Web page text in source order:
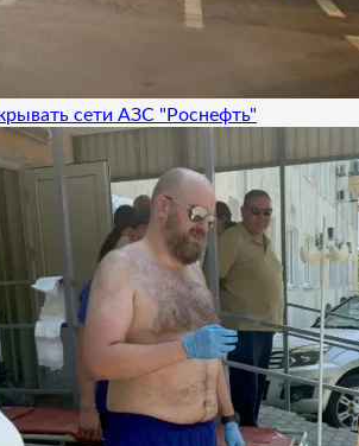
сети АЗС "Роснефть"